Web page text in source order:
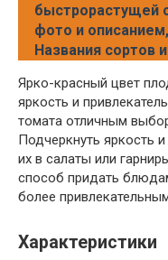
быстрорастущей
фото и
Названия сортов
Ярко-красный цвет
яркость и
томата отличным
Подчеркнуть яркость
их в салаты или
способ придать
более
Характеристики